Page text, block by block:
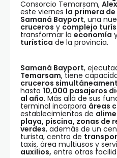
Consorcio Temarsam,
este viernes la primera
Samaná Bayport, una
cruceros y complejo
transformar la economía
turística de la provincia.
Samaná Bayport,
Temarsam, tiene
cruceros
hasta 10,000 pasajeros
al año. Más allá de sus
terminal incorpora áreas
establecimientos de
playa, piscina, zonas de
verdes, además de un
turista, centro de
taxis, área multiusos y
auxilios, entre otras